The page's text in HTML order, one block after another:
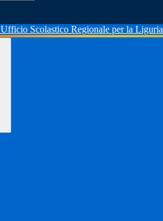
Ufficio Scolastico Regionale per la Liguria